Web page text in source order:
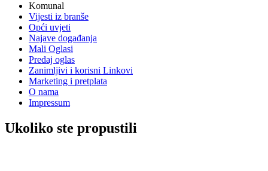
Komunal
Vijesti iz branše
Opći uvjeti
Najave događanja
Mali Oglasi
Predaj oglas
Zanimljivi i korisni Linkovi
Marketing i pretplata
O nama
Impressum
Ukoliko ste propustili